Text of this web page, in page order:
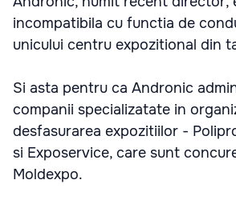
incompatibila cu functia de
unicului centru expozitional din
Si asta pentru ca Andronic
companii specializatate in
desfasurarea expozitiilor -
si Exposervice, care sunt
Moldexpo.